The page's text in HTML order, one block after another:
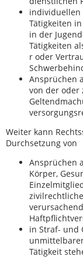
individuellen
Tätigkeiten
in der
Tätigkeiten
r oder
Ansprüchen
von der oder
Weiter kann
Durchsetzung von
Ansprüchen
Körper,
in Straf- und
Tätigkeit